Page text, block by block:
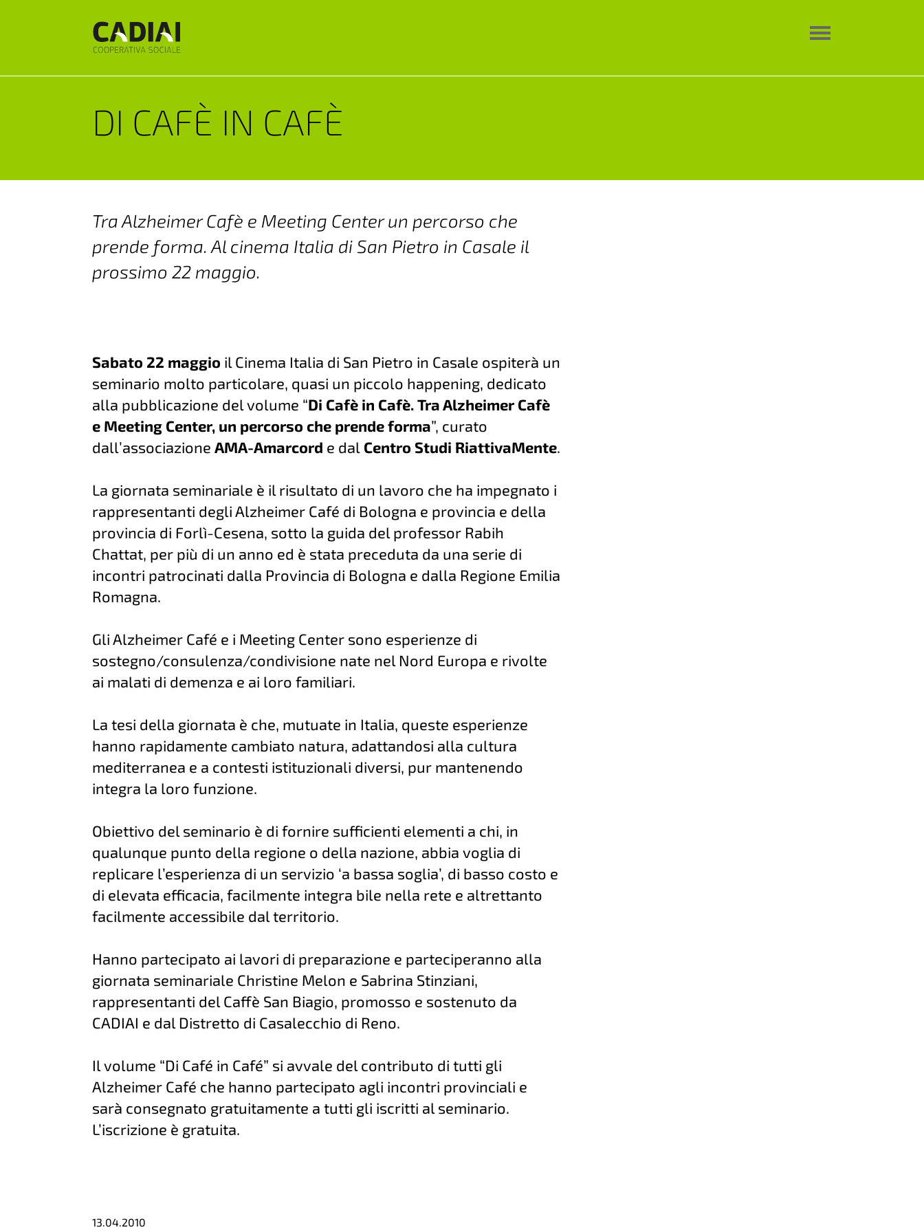
DI CAFÈ IN CAFÈ
Tra Alzheimer Cafè e Meeting Center un percorso che
prende forma. Al cinema Italia di San Pietro in Casale il
prossimo 22 maggio.
Sabato 22 maggio il Cinema Italia di San Pietro in Casale ospiterà un
seminario molto particolare, quasi un piccolo happening, dedicato
alla pubblicazione del volume “Di Cafè in Cafè. Tra Alzheimer Cafè
e Meeting Center, un percorso che prende forma”, curato
dall’associazioneAMA-Amarcord e dal Centro Studi RiattivaMente.
La giornata seminariale è il risultato di un lavoro che ha impegnato i
rappresentanti degli Alzheimer Café di Bologna e provincia e della
provincia di Forlì-Cesena, sotto la guida del professor Rabih
Chattat, per più di un anno ed è stata preceduta da una serie di
incontri patrocinati dalla Provincia di Bologna e dalla Regione Emilia
Romagna.
Gli Alzheimer Café e i Meeting Center sono esperienze di
sostegno/consulenza/condivisione nate nel Nord Europa e rivolte
ai malati di demenza e ai loro familiari.
La tesi della giornata è che, mutuate in Italia, queste esperienze
hanno rapidamente cambiato natura, adattandosi alla cultura
mediterranea e a contesti istituzionali diversi, pur mantenendo
integra la loro funzione.
Obiettivo del seminario è di fornire sufficienti elementi a chi, in
qualunque punto della regione o della nazione, abbia voglia di
replicare l’esperienza di un servizio ‘a bassa soglia’, di basso costo e
di elevata efficacia, facilmente integra bile nella rete e altrettanto
facilmente accessibile dal territorio.
Hanno partecipato ai lavori di preparazione e parteciperanno alla
giornata seminariale Christine Melon e Sabrina Stinziani,
rappresentanti del Caffè San Biagio, promosso e sostenuto da
CADIAI e dal Distretto di Casalecchio di Reno.
Il volume “Di Café in Café” si avvale del contributo di tutti gli
Alzheimer Café che hanno partecipato agli incontri provinciali e
sarà consegnato gratuitamente a tutti gli iscritti al seminario.
L’iscrizione è gratuita.
13.04.2010